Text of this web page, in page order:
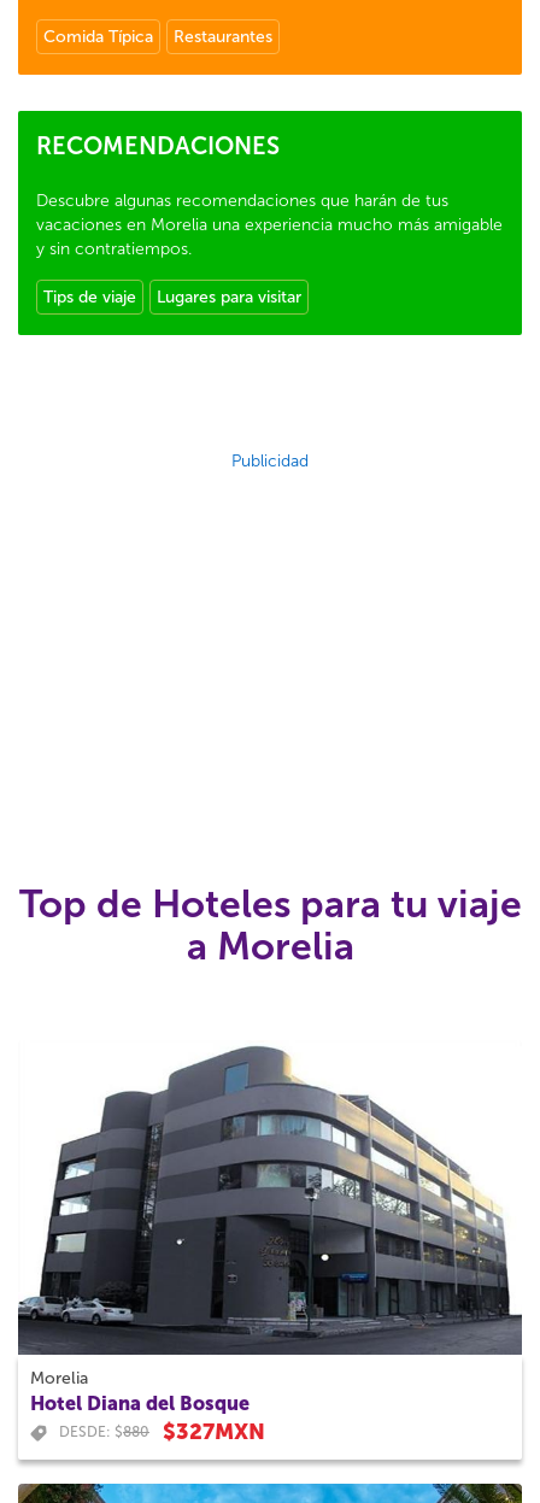
Comida Típica Restaurantes
RECOMENDACIONES
Descubre algunas recomendaciones que harán de tus
vacaciones en Morelia una experiencia mucho más amigable
y sin contratiempos.
Tips de viaje Lugares para visitar
Publicidad
Top de Hoteles para tu viaje
a Morelia
Morelia
Hotel Diana del Bosque
DESDE: $880 $327MXN